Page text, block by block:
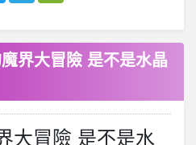
界大冒險 是不是水晶
大冒險 是不是水